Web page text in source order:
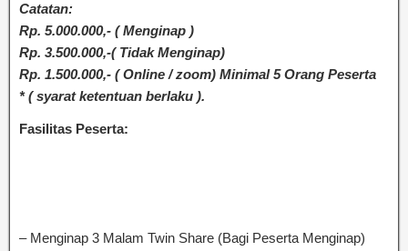
Catatan:
Rp. 5.000.000,- ( Menginap )
Rp. 3.500.000,-( Tidak Menginap)
Rp. 1.500.000,- ( Online / zoom) Minimal 5 Orang Peserta
* ( syarat ketentuan berlaku ).
Fasilitas Peserta:
– Menginap 3 Malam Twin Share (Bagi Peserta Menginap)